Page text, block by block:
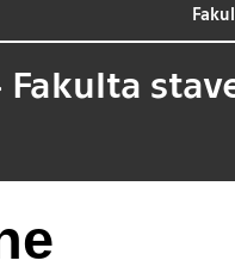
Fakulta